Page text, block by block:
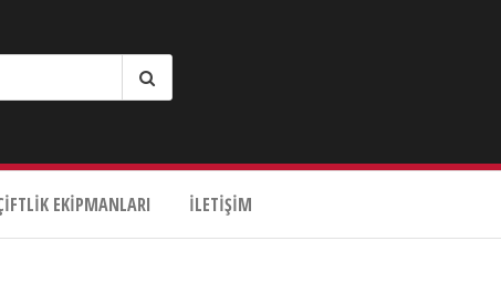
EKIPMANLARI İLETIŞIM